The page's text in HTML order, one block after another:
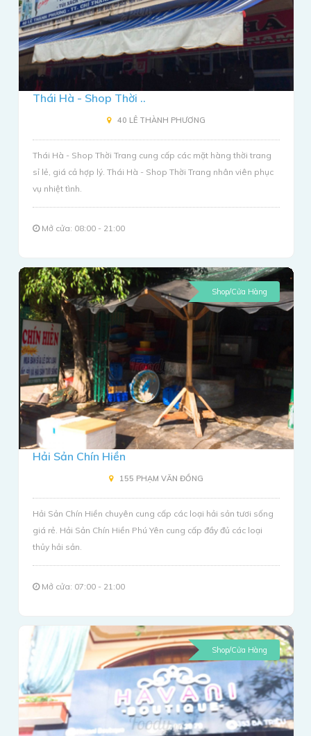
Thái Hà - Shop Thời ..
40 LÊ THÀNH PHƯƠNG
Thái Hà - Shop Thời Trang cung cấp các mặt hàng thời trang
sỉ lẻ, giá cả hợp lý. Thái Hà - Shop Thời Trang nhân viên phục
vụ nhiệt tình.
Mở cửa: 08:00 - 21:00
Shop/Cửa Hàng
Hải Sản Chín Hiền
155 PHẠM VĂN ĐỒNG
Hải Sản Chín Hiền chuyên cung cấp các loại hải sản tươi sống
giá rẻ. Hải Sản Chín Hiền Phú Yên cung cấp đầy đủ các loại
thủy hải sản.
Mở cửa: 07:00 - 21:00
Shop/Cửa Hàng